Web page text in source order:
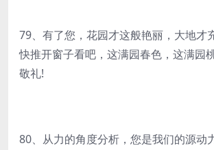
79、有了您，花园才这般艳丽，大地才
快推开窗子看吧，这满园春色，这满园
敬礼!
80、从力的角度分析，您是我们的源动